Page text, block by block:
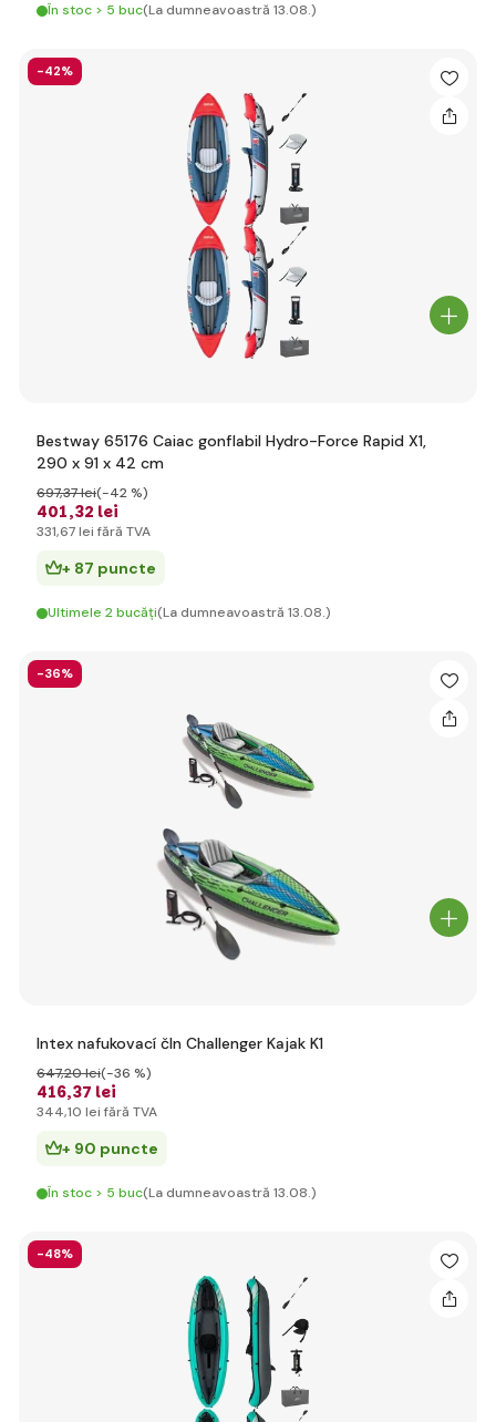
În stoc > 5 buc(La dumneavoastră 13.08.)
-42%
Bestway 65176 Caiac gonflabil Hydro-Force Rapid X1,
290 x 91 x 42 cm
401,32 lei
697,37 lei(-42 %)
331,67 lei fără TVA
+ 87 puncte
Ultimele 2 bucăți(La dumneavoastră 13.08.)
-36%
Intex nafukovací čln Challenger Kajak K1
416,37 lei
647,20 lei(-36 %)
344,10 lei fără TVA
+ 90 puncte
În stoc > 5 buc(La dumneavoastră 13.08.)
-48%